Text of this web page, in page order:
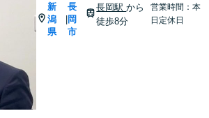
新
潟
県
長
岡
市
長岡駅から
徒歩8分
営業時間：本
日定休日